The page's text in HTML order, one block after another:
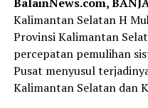
dibarengi dengan budaya
dari lingkungan masing
“Program tukar sampah
budaya. Kebersihan
masing-masing.”
Kalimantan Selatan H
Provinsi Kalimantan
percepatan pemulihan
Pusat menyusul
Kalimantan Selatan dan